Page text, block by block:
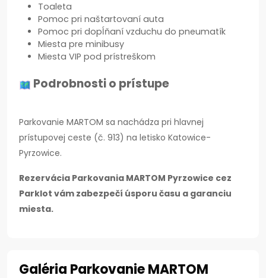
Toaleta
Pomoc pri naštartovaní auta
Pomoc pri dopĺňaní vzduchu do pneumatík
Miesta pre minibusy
Miesta VIP pod prístreškom
Podrobnosti o prístupe
Parkovanie MARTOM sa nachádza pri hlavnej
prístupovej ceste (č. 913) na letisko Katowice-
Pyrzowice.
Rezervácia Parkovania MARTOM Pyrzowice cez
Parklot vám zabezpečí úsporu času a garanciu
miesta.
Galéria Parkovanie MARTOM